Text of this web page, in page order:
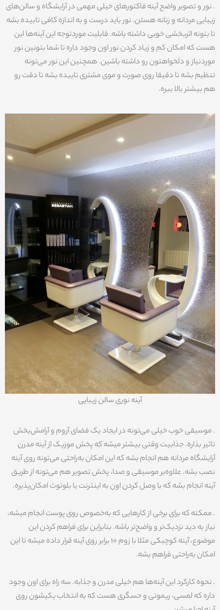
. نور و تصویر واضح آینه فاکتورهای خیلی مهمی در آرایشگاه و سالن‌های
زیبایی مردانه و زنانه هستن. نور باید درست و به اندازه کافی تابیده بشه
تا بتونه اثربخشی خوبی داشته باشه. قابلیت موردتوجه این آینه‌ها این
هست که امکان کم و زیاد کردن نور اون وجود داره تا شما بتونین نور
موردنیاز و دلخواهتون رو داشته باشین. همچنین این نور می‌تونه
تنظیم بشه تا دقیقا روی صورت و موی مشتری تابیده بشه تا دقت رو
هم بیشتر بالا ببره.
آینه نوری سالن زیبایی
. موسیقی خوب خیلی می‌تونه در ایجاد یک فضای آروم و آرامش‌بخش
تاثیر بذاره. جذابیت وقتی بیشتر میشه که پخش موزیک از آینه مدرن
آرایشگاه مردانه هم انجام بشه که این امکان به‌راحتی می‌تونه روی آینه
نصب بشه. علاوه‌بر موسیقی و صدا، پخش تصویر هم می‌تونه از طریق
آینه انجام بشه که با وصل کردن اون به اینترنت یا بلوتوث امکان‌پذیره.
. ممکنه که برای برخی از کارهایی که به‌خصوص روی پوست انجام میشه،
نیاز به دید نزدیک‌تر و واضح‌تر باشه. بنابراین برای فراهم کردن این
موضوع، آینه کوچیکی مثلا با زوم 10 برابر روی آینه قرار داده میشه تا این
امکان به‌راحتی فراهم بشه.
. نحوه کارکرد این آینه‌ها هم خیلی مدرن و جذابه. سه راه برای اون وجود
داره که لمسی، ریموتی و حسگری هست که به انتخاب یکیشون روی